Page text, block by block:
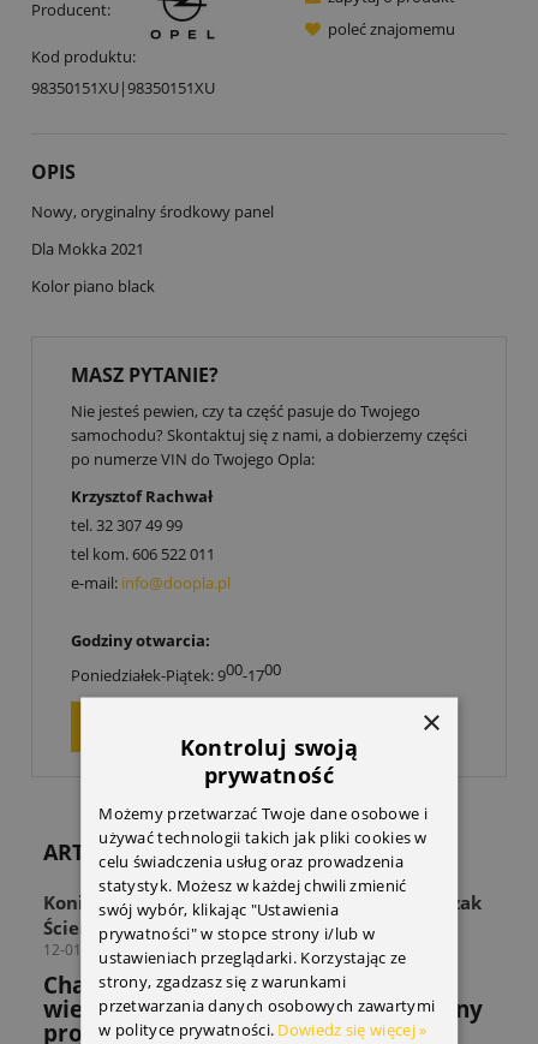
Producent:
Kod produktu:
98350151XU|98350151XU
poleć znajomemu
OPIS
Nowy, oryginalny środkowy panel
Dla Mokka 2021
Kolor piano black
MASZ PYTANIE?
Nie jesteś pewien, czy ta część pasuje do Twojego
samochodu? Skontaktuj się z nami, a dobierzemy części
po numerze VIN do Twojego Opla:
Krzysztof Rachwał
tel.32 307 49 99
tel kom.606 522 011
e-mail: info@doopla.pl
Godziny otwarcia:
Poniedziałek-Piątek: 900-1700
ARTYKUŁY
Koniec z zagraconą przestrzenią! Odkryj Wieszak
Ścienny THULE Wall Hanger
12-01-2026
Chaos w strefie sprzętu? Sprawdź jak
wieszak THULE rozwiązuje powszechny
problem miłośników sportów.
×
Kontroluj swoją
prywatność
Możemy przetwarzać Twoje dane osobowe i
używać technologii takich jak pliki cookies w
celu świadczenia usług oraz prowadzenia
statystyk. Możesz w każdej chwili zmienić
swój wybór, klikając "Ustawienia
prywatności" w stopce strony i/lub w
ustawieniach przeglądarki. Korzystając ze
strony, zgadzasz się z warunkami
przetwarzania danych osobowych zawartymi
w polityce prywatności. Dowiedz się więcej »